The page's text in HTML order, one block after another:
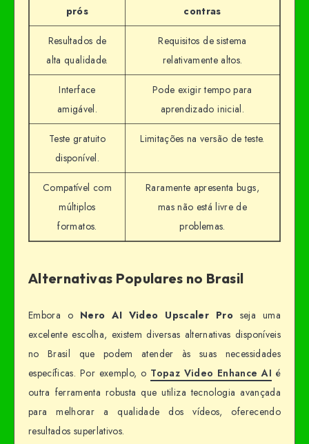
prós contras
Resultados de
alta qualidade.
Requisitos de sistema
relativamente altos.
Interface
amigável.
Pode exigir tempo para
aprendizado inicial.
Teste gratuito
disponível.
Limitações na versão de teste.
Compatível com
múltiplos
formatos.
Raramente apresenta bugs,
mas não está livre de
problemas.
Alternativas Populares no Brasil
Embora o Nero AI Video Upscaler Proseja uma
excelente escolha, existem diversas alternativas disponíveis
no Brasil que podem atender às suas necessidades
específicas. Por exemplo, o Topaz Video Enhance AI é
outra ferramenta robusta que utiliza tecnologia avançada
para melhorar a qualidade dos vídeos, oferecendo
resultados superlativos.